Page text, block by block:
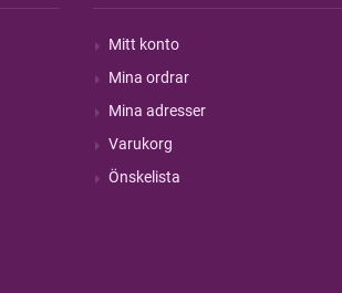
Mitt konto
Mina ordrar
Mina adresser
Varukorg
Önskelista